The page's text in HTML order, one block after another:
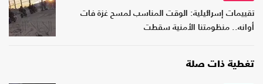
تقييمات إسرائيلية: الوقت المناسب لمسح غزة فات
أوانه.. منظومتنا الأمنية سقطت
تغطية ذات صلة